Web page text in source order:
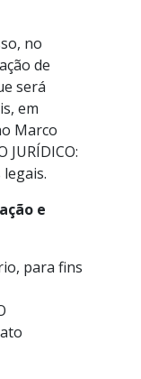
no
de
será
em
Marco
JURÍDICO:
e
para fins